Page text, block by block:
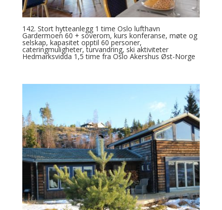
142. Stort hytteanlegg 1 time Oslo lufthavn
Gardermoen 60 + soverom, kurs konferanse, møte og
selskap, kapasitet opptil 60 personer,
cateringmuligheter, turvandring, ski aktiviteter
Hedmarksvidda 1,5 time fra Oslo Akershus Øst-Norge